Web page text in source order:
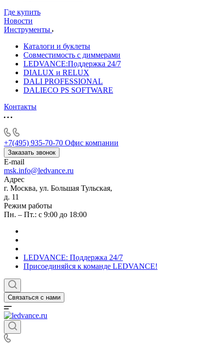
Где купить
Новости
Инструменты
Каталоги и буклеты
Совместимость с диммерами
LEDVANCE:Поддержка 24/7
DIALUX и RELUX
DALI PROFESSIONAL
DALIECO PS SOFTWARE
Контакты
+7(495) 935-70-70 Офис компании
Заказать звонок
E-mail
msk.info@ledvance.ru
Адрес
г. Москва, ул. Большая Тульская,
д. 11
Режим работы
Пн. – Пт.: с 9:00 до 18:00
LEDVANCE: Поддержка 24/7
Присоединяйся к команде LEDVANCE!
Связаться с нами